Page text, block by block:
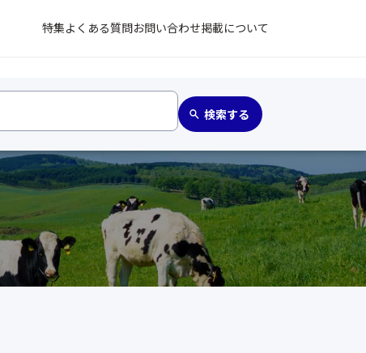
特集よくある質問お問い合わせ掲載について